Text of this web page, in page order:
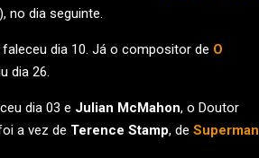
no dia seguinte.
faleceu dia 10. Já o compositor de O
dia 26.
dia 03 e Julian McMahon, o Doutor
a vez de Terence Stamp, de Superman